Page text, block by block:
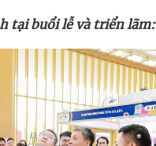
tại buổi lễ và triển lãm: